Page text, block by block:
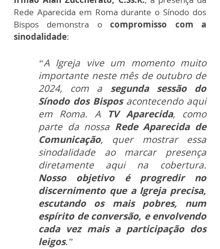
Rede Aparecida em Roma durante o Sínodo dos
Bispos demonstra ocompromisso com a
sinodalidade:
“A Igreja vive um momento muito
importante neste mês de outubro de
2024, com a segunda sessão do
Sínodo dos Bisposacontecendo aqui
em Roma. A
TV Aparecida, como
parte da nossa Rede Aparecida de
Comunicação, quer mostrar essa
sinodalidade ao marcar presença
diretamente aqui na cobertura.
Nosso objetivo é progredir no
discernimento que a Igreja precisa,
escutando os mais pobres, num
espírito de conversão, e envolvendo
cada vez mais a participação dos
leigos.”